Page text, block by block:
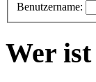
Benutzername:
Wer